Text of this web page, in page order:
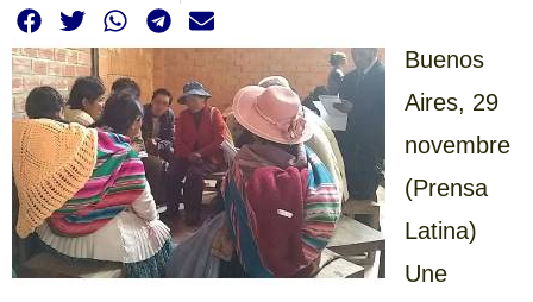
Buenos
Aires, 29
novembre
(Prensa
Latina)
Une